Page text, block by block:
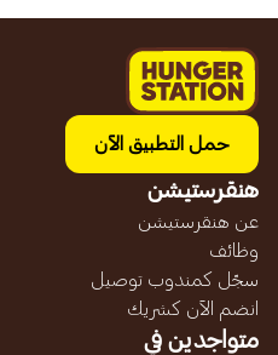
حمل التطبيق الآن
هنقرستيشن
عن هنقرستيشن
وظائف
سجّل كمندوب توصيل
انضم الآن كشريك
متواجدين في